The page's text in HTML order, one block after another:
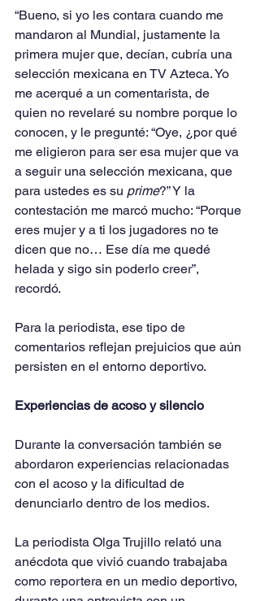
“Bueno, si yo les contara cuando me
mandaron al Mundial, justamente la
primera mujer que, decían, cubría una
selección mexicana en TV Azteca. Yo
me acerqué a un comentarista, de
quien no revelaré su nombre porque lo
conocen, y le pregunté: “Oye, ¿por qué
me eligieron para ser esa mujer que va
a seguir una selección mexicana, que
para ustedes es su prime?” Y la
contestación me marcó mucho: “Porque
eres mujer y a ti los jugadores no te
dicen que no… Ese día me quedé
helada y sigo sin poderlo creer”,
recordó.
Para la periodista, ese tipo de
comentarios reflejan prejuicios que aún
persisten en el entorno deportivo.
Experiencias de acoso y silencio
Durante la conversación también se
abordaron experiencias relacionadas
con el acoso y la dificultad de
denunciarlo dentro de los medios.
La periodista Olga Trujillo relató una
anécdota que vivió cuando trabajaba
como reportera en un medio deportivo,